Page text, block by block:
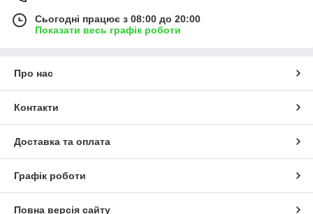
Сьогодні працює з 08:00 до 20:00
Показати весь графік роботи
Про нас
Контакти
Доставка та оплата
Графік роботи
Повна версія сайту